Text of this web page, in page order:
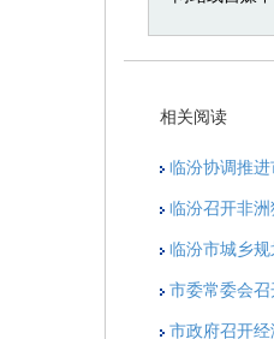
相关阅读
临汾协调推
临汾召开非
临汾市城乡
市委常委会
市政府召开